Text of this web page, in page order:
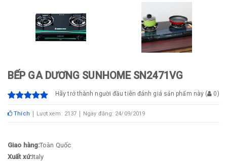
BẾP GA DƯƠNG SUNHOME SN2471VG
Hãy trở thành người đầu tiên đánh giá sản phẩm này ( 0)
Thích Lượt xem: 2137 Ngày đăng: 24/09/2019
Giao hàng:Toàn Quốc
Xuất xứ:Italy